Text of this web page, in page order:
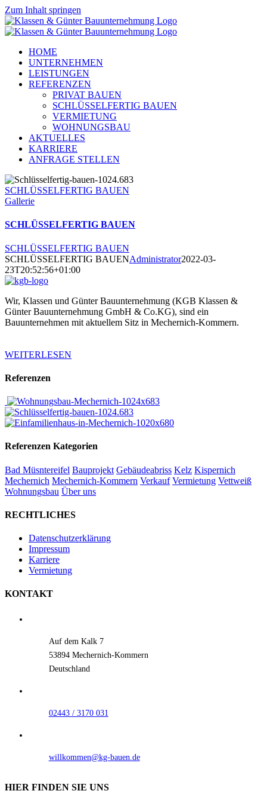
Zum Inhalt springen
HOME
UNTERNEHMEN
LEISTUNGEN
REFERENZEN
PRIVAT BAUEN
SCHLÜSSELFERTIG BAUEN
VERMIETUNG
WOHNUNGSBAU
AKTUELLES
KARRIERE
ANFRAGE STELLEN
SCHLÜSSELFERTIG BAUEN
Gallerie
SCHLÜSSELFERTIG BAUEN
SCHLÜSSELFERTIG BAUEN
SCHLÜSSELFERTIG BAUENAdministrator2022-03-
23T20:52:56+01:00
Wir, Klassen und Günter Bauunternehmung (KGB Klassen &
Günter Bauunternehmung GmbH & Co.KG), sind ein
Bauunternehmen mit aktuellem Sitz in Mechernich-Kommern.
WEITERLESEN
Referenzen
Referenzen Kategorien
Bad Müsntereifel Bauprojekt Gebäudeabriss Kelz Kispernich
Mechernich Mechernich-Kommern Verkauf Vermietung Vettweiß
Wohnungsbau Über uns
RECHTLICHES
Datenschutzerklärung
Impressum
Karriere
Vermietung
KONTAKT
Auf dem Kalk 7
53894 Mechernich-Kommern
Deutschland
02443 / 3170 031
willkommen@kg-bauen.de
HIER FINDEN SIE UNS